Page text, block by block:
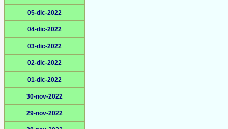
05-dic-2022
04-dic-2022
03-dic-2022
02-dic-2022
01-dic-2022
30-nov-2022
29-nov-2022